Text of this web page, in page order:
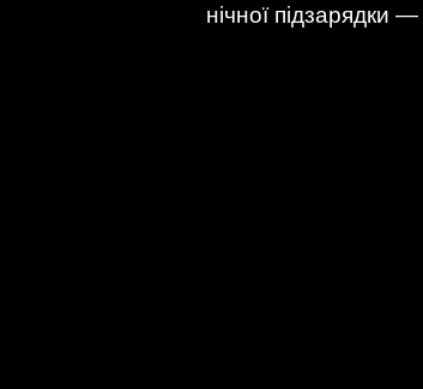
нічної підзарядки